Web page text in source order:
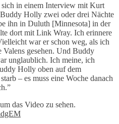
in einem Interview mit Kurt
Holly zwei oder drei Nächte
ihn in Duluth [Minnesota] in der
dort mit Link Wray. Ich erinnere
war er schon weg, als ich
gesehen. Und Buddy
unglaublich. Ich meine, ich
Holly oben auf dem
– es muss eine Woche danach
das Video zu sehen.